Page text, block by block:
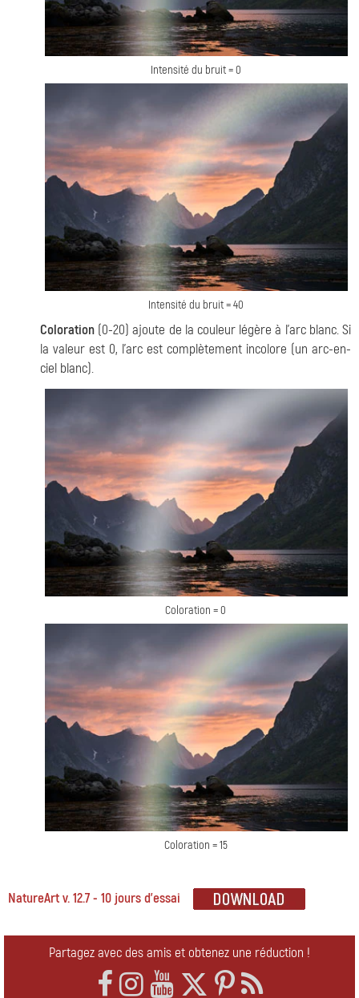
Intensité du bruit = 0
Intensité du bruit = 40
Coloration (0-20) ajoute de la couleur légère à l'arc blanc. Si
la valeur est 0, l'arc est complètement incolore (un arc-en-
ciel blanc).
Coloration = 0
Coloration = 15
NatureArt v. 12.7 - 10 jours d'essai
Partagez avec des amis et obtenez une réduction !